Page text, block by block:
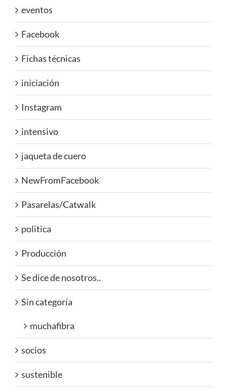
eventos
Facebook
Fichas técnicas
iniciación
Instagram
intensivo
jaqueta de cuero
NewFromFacebook
Pasarelas/Catwalk
politica
Producción
Se dice de nosotros..
Sin categoría
muchafibra
socios
sustenible